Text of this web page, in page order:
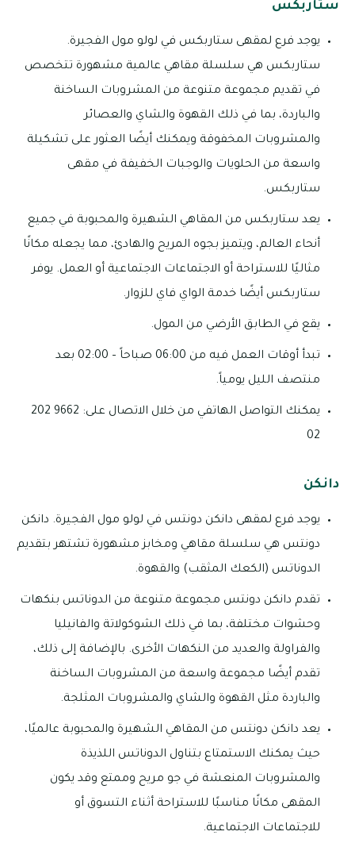
ستاربكس
يوجد فرع لمقهى ستاربكس في لولو مول الفجيرة.
ستاربكس هي سلسلة مقاهي عالمية مشهورة تتخصص
في تقديم مجموعة متنوعة من المشروبات الساخنة
والباردة، بما في ذلك القهوة والشاي والعصائر
والمشروبات المخفوقة ويمكنك أيضًا العثور على تشكيلة
واسعة من الحلويات والوجبات الخفيفة في مقهى
ستاربكس.
يعد ستاربكس من المقاهي الشهيرة والمحبوبة في جميع
أنحاء العالم، ويتميز بجوه المريح والهادئ، مما يجعله مكانًا
مثاليًا للاستراحة أو الاجتماعات الاجتماعية أو العمل. يوفر
ستاربكس أيضًا خدمة الواي فاي للزوار.
يقع في الطابق الأرضي من المول.
تبدأ أوقات العمل فيه من 06:00 صباحاً – 02:00 بعد
منتصف الليل يومياً.
يمكنك التواصل الهاتفي من خلال الاتصال على: 9662 202
02
دانكن
يوجد فرع لمقهى دانكن دونتس في لولو مول الفجيرة. دانكن
دونتس هي سلسلة مقاهي ومخابز مشهورة تشتهر بتقديم
الدوناتس (الكعك المثقب) والقهوة.
تقدم دانكن دونتس مجموعة متنوعة من الدوناتس بنكهات
وحشوات مختلفة، بما في ذلك الشوكولاتة والفانيليا
والفراولة والعديد من النكهات الأخرى. بالإضافة إلى ذلك،
تقدم أيضًا مجموعة واسعة من المشروبات الساخنة
والباردة مثل القهوة والشاي والمشروبات المثلجة.
يعد دانكن دونتس من المقاهي الشهيرة والمحبوبة عالميًا،
حيث يمكنك الاستمتاع بتناول الدوناتس اللذيذة
والمشروبات المنعشة في جو مريح وممتع وقد يكون
المقهى مكانًا مناسبًا للاستراحة أثناء التسوق أو
للاجتماعات الاجتماعية.